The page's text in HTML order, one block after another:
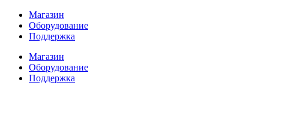
Перейти
содержимому
Магазин
Оборудование
Поддержка
Магазин
Оборудование
Поддержка